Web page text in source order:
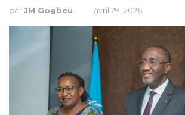
parJM Gogbeu avril 29, 2026